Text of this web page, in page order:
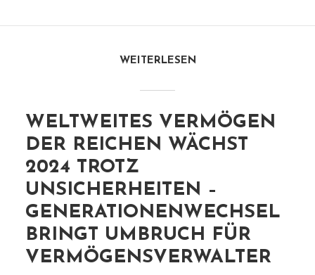
WEITERLESEN
WELTWEITES VERMÖGEN
DER REICHEN WÄCHST
2024 TROTZ
UNSICHERHEITEN –
GENERATIONENWECHSEL
BRINGT UMBRUCH FÜR
VERMÖGENSVERWALTER